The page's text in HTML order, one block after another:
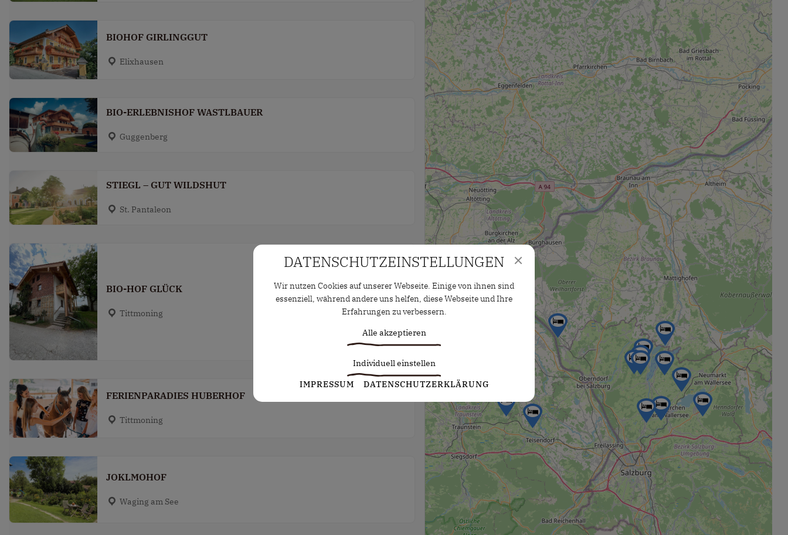
BIOHOF GIRLINGGUT
Elixhausen
BIO-ERLEBNISHOF WASTLBAUER
Guggenberg
STIEGL – GUT WILDSHUT
St. Pantaleon
BIO-HOF GLÜCK
Tittmoning
FERIENPARADIES HUBERHOF
Tittmoning
JOKLMOHOF
Waging am See
DATENSCHUTZ­EINSTELLUNGEN
Wir nutzen Cookies auf unserer Webseite. Einige von ihnen sind
essenziell, während andere uns helfen, diese Webseite und Ihre
Erfahrungen zu verbessern.
Alle akzeptieren
Individuell einstellen
Statistiken
Diese Cookies erfassen anonyme Statistiken. Diese
Informationen helfen uns zu verstehen, wie wir unsere Website
Marketing Cookies werden von Drittanbietern oder Publishern
verwendet, um personalisierte Werbung anzuzeigen. Sie tun
dies, indem sie Besucher über Websites hinweg verfolgen.
IMPRESSUM DATENSCHUTZERKLÄRUNG